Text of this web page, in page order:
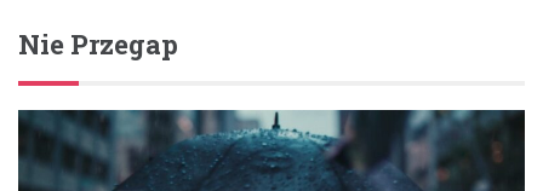
Nie Przegap